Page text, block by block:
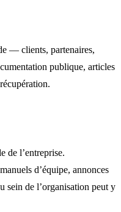
— clients, partenaires,
publique, articles
de l’entreprise.
d’équipe, annonces
sein de l’organisation peut y